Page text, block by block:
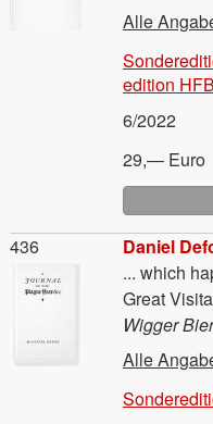
Alle
edition
6/2022
29,— Euro
Daniel
... which
Great
Material
436
Wigger
Alle